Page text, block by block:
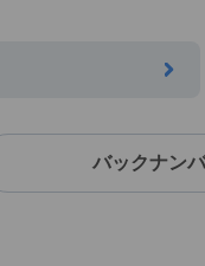
バックナン